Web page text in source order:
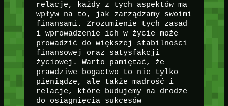
relacje, każdy z tych aspektów ma
wpływ na to, jak zarządzamy swoimi
finansami. Zrozumienie tych zasad
i wprowadzenie ich w życie może
prowadzić do większej stabilności
finansowej oraz satysfakcji
życiowej. Warto pamiętać, że
prawdziwe bogactwo to nie tylko
pieniądze, ale także mądrość i
relacje, które budujemy na drodze
do osiągnięcia sukcesów